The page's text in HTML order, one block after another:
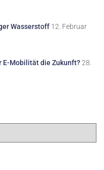
Wasserstoff 12. Februar
E-Mobilität die Zukunft?28.